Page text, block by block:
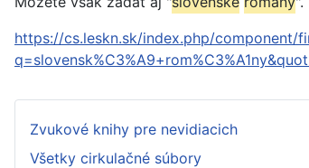
https://cs.leskn.sk/index.php/component/
Zvukové knihy pre nevidiacich
Všetky cirkulačné súbory